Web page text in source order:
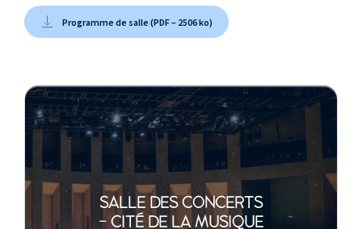
Programme de salle (PDF – 2506 ko)
SALLE DES CONCERTS
- CITÉ DE LA MUSIQUE